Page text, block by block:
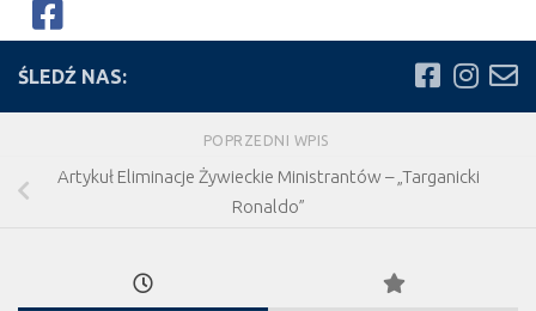
ŚLEDŹ NAS:
POPRZEDNI WPIS
Artykuł Eliminacje Żywieckie Ministrantów – „Targanicki
Ronaldo”